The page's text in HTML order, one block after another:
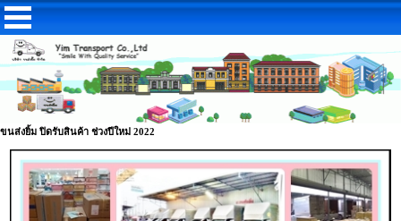
ขนส่งยิ้ม ปิดรับสินค้า ช่วงปีใหม่ 2022